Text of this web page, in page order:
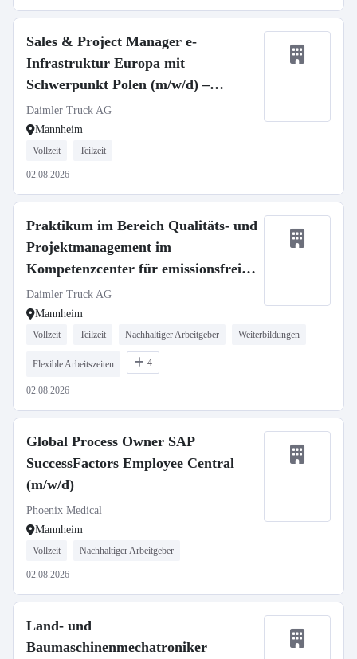
Sales & Project Manager e-
Infrastruktur Europa mit
Schwerpunkt Polen (m/w/d) –
deutschlandweit hybrid
Daimler Truck AG
Mannheim
Vollzeit Teilzeit
02.08.2026
Praktikum im Bereich Qualitäts- und
Projektmanagement im
Kompetenzcenter für emissionsfreie
Mobilität (KEM) ab Oktober 2026
Daimler Truck AG
Mannheim
Vollzeit Teilzeit Nachhaltiger Arbeitgeber Weiterbildungen
Flexible Arbeitszeiten 4
02.08.2026
Global Process Owner SAP
SuccessFactors Employee Central
(m/w/d)
Phoenix Medical
Mannheim
Vollzeit Nachhaltiger Arbeitgeber
02.08.2026
Land- und
Baumaschinenmechatroniker